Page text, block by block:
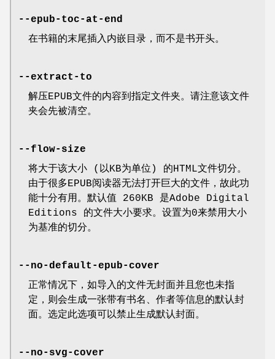
--epub-toc-at-end
在书籍的末尾插入内嵌目录，而不是书开头。
--extract-to
解压EPUB文件的内容到指定文件夹。请注意该文件
夹会先被清空。
--flow-size
将大于该大小 (以KB为单位) 的HTML文件切分。
由于很多EPUB阅读器无法打开巨大的文件，故此功
能十分有用。默认值 260KB 是Adobe Digital
Editions 的文件大小要求。设置为0来禁用大小
为基准的切分。
--no-default-epub-cover
正常情况下，如导入的文件无封面并且您也未指
定，则会生成一张带有书名、作者等信息的默认封
面。选定此选项可以禁止生成默认封面。
--no-svg-cover